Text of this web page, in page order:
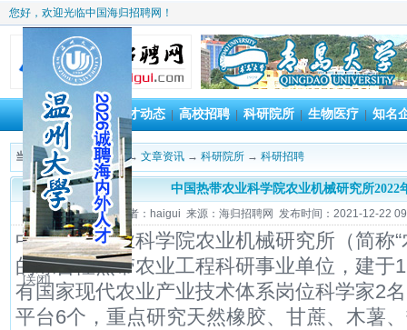
[关闭]
您好，欢迎光临中国海归招聘网！
首 页| 人才动态|高校招聘|科研院所|生物医疗|知名
当前位置： 海归招聘网→ 文章资讯 → 科研院所 → 科研招聘
中国热带农业科学院农业机械研究所2022
作者：haigui 来源：海归招聘网 发布时间：2021-12-22
中国热带农业科学院农业机械研究所（简称
的综合性热带农业工程科研事业单位，建于
有国家现代农业产业技术体系岗位科学家2
平台6个，重点研究天然橡胶、甘蔗、木薯